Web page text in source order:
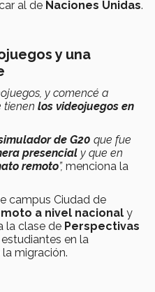
al de Naciones Unidas.
y una
y comencé a
tienen los videojuegos en
de G20 que fue
presencial y que en
remoto”, menciona la
campus Ciudad de
a nivel nacional y
la clase de Perspectivas
en la
migración.